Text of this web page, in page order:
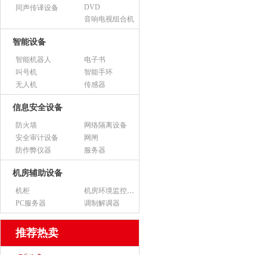
同声传译设备
DVD
音响电视组合机
智能设备
智能机器人
电子书
叫号机
智能手环
无人机
传感器
信息安全设备
防火墙
网络隔离设备
安全审计设备
网闸
防作弊仪器
服务器
机房辅助设备
机柜
机房环境监控设备
PC服务器
调制解调器
推荐热卖